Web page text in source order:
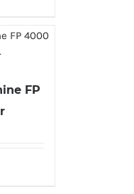
FP